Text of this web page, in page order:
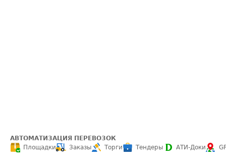
АВТОМАТИЗАЦИЯ ПЕРЕВОЗОК
Площадки
Заказы Торги Тендеры АТИ-Доки